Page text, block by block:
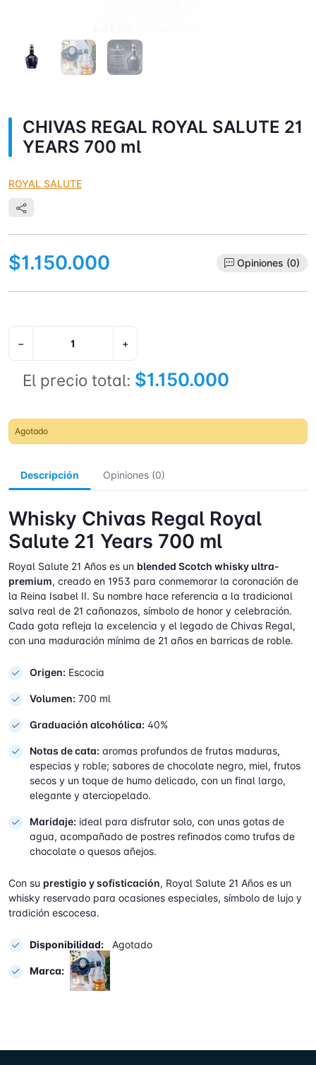
CHIVAS REGAL ROYAL SALUTE 21
YEARS 700 ml
ROYAL SALUTE
$1.150.000 Opiniones (0)
− +
El precio total: $1.150.000
Agotado
Descripción Opiniones (0)
Whisky Chivas Regal Royal
Salute 21 Years 700 ml
Royal Salute 21 Años es un blended Scotch whisky ultra-
premium, creado en 1953 para conmemorar la coronación de
la Reina Isabel II. Su nombre hace referencia a la tradicional
salva real de 21 cañonazos, símbolo de honor y celebración.
Cada gota refleja la excelencia y el legado de Chivas Regal,
con una maduración mínima de 21 años en barricas de roble.
Origen: Escocia
Volumen: 700 ml
Graduación alcohólica: 40%
Notas de cata: aromas profundos de frutas maduras,
especias y roble; sabores de chocolate negro, miel, frutos
secos y un toque de humo delicado, con un final largo,
elegante y aterciopelado.
Maridaje: ideal para disfrutar solo, con unas gotas de
agua, acompañado de postres refinados como trufas de
chocolate o quesos añejos.
Con su prestigio y sofisticación, Royal Salute 21 Años es un
whisky reservado para ocasiones especiales, símbolo de lujo y
tradición escocesa.
Disponibilidad: Agotado
Marca: